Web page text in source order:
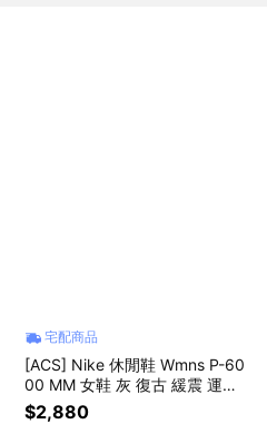
宅配商品
[ACS] Nike 休閒鞋 Wmns P-60
00 MM 女鞋 灰 復古 緩震 運動
鞋 IV2501-001
$2,880